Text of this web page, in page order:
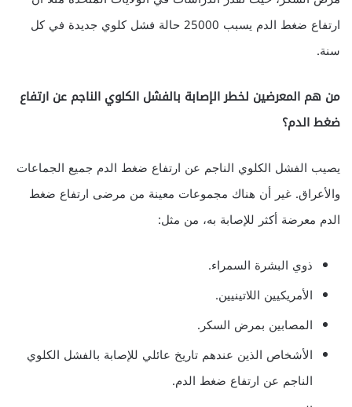
ارتفاع ضغط الدم يسبب 25000 حالة فشل كلوي جديدة في كل
سنة.
من هم المعرضين لخطر الإصابة بالفشل الكلوي الناجم عن ارتفاع
ضغط الدم؟
يصيب الفشل الكلوي الناجم عن ارتفاع ضغط الدم جميع الجماعات
والأعراق. غير أن هناك مجموعات معينة من مرضى ارتفاع ضغط
الدم معرضة أكثر للإصابة به، من مثل:
ذوي البشرة السمراء.
الأمريكيين اللاتينيين.
المصابين بمرض السكر.
الأشخاص الذين عندهم تاريخ عائلي للإصابة بالفشل الكلوي
الناجم عن ارتفاع ضغط الدم.